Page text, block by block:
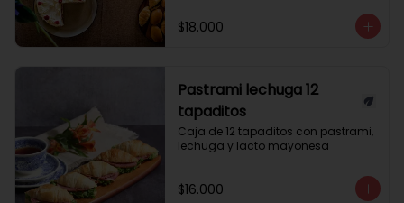
$18.000
Pastrami lechuga 12
tapaditos
Caja de 12 tapaditos con pastrami,
lechuga y lacto mayonesa
$16.000